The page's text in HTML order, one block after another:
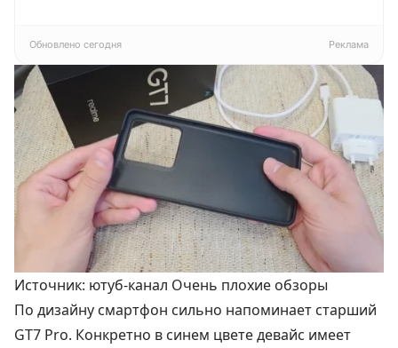
Обновлено сегодня Реклама
Источник: ютуб-канал Очень плохие обзоры
По дизайну смартфон сильно напоминает старший
GT7 Pro. Конкретно в синем цвете девайс имеет